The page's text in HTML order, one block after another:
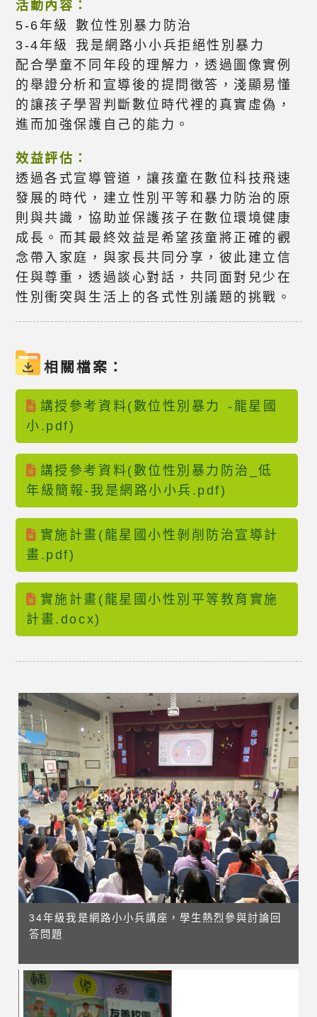
活動內容：
5-6年級 數位性別暴力防治
3-4年級 我是網路小小兵拒絕性別暴力
配合學童不同年段的理解力，透過圖像實例
的舉證分析和宣導後的提問徵答，淺顯易懂
的讓孩子學習判斷數位時代裡的真實虛偽，
進而加強保護自己的能力。
效益評估：
透過各式宣導管道，讓孩童在數位科技飛速
發展的時代，建立性別平等和暴力防治的原
則與共識，協助並保護孩子在數位環境健康
成長。而其最終效益是希望孩童將正確的觀
念帶入家庭，與家長共同分享，彼此建立信
任與尊重，透過談心對話，共同面對兒少在
性別衝突與生活上的各式性別議題的挑戰。
相關檔案：
講授參考資料(數位性別暴力 -龍星國
小.pdf)
講授參考資料(數位性別暴力防治_低
年級簡報-我是網路小小兵.pdf)
實施計畫(龍星國小性剝削防治宣導計
畫.pdf)
實施計畫(龍星國小性別平等教育實施
計畫.docx)
34年級我是網路小小兵講座，學生熱烈參與討論回
答問題